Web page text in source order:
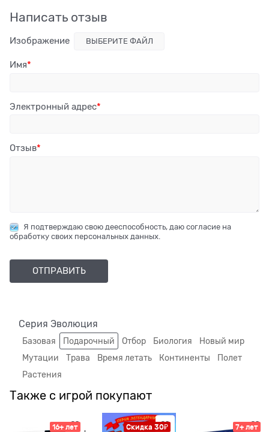
Написать отзыв
Изображение ВЫБЕРИТЕ ФАЙЛ
Имя
Электронный адрес
Отзыв
Я подтверждаю свою дееспособность, даю согласие на
обработку своих персональных данных.
Серия Эволюция
Базовая Подарочный Отбор Биология
Новый мир
Мутации
Трава Время летать Континенты
Полет
Растения
Также с игрой покупают
16+ лет
Скидка 30₽
7+ лет